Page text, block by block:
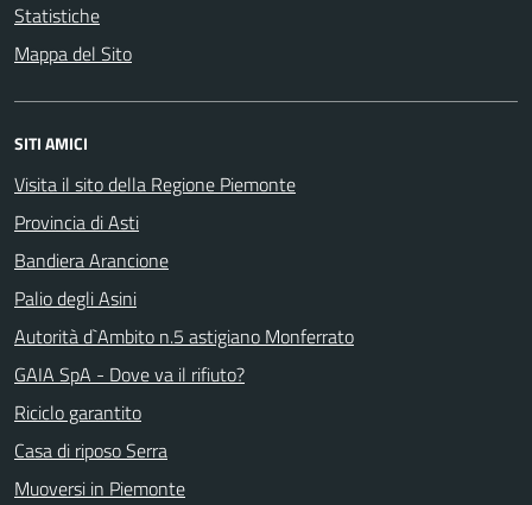
Statistiche
Mappa del Sito
SITI AMICI
Visita il sito della Regione Piemonte
Provincia di Asti
Bandiera Arancione
Palio degli Asini
Autorità d`Ambito n.5 astigiano Monferrato
GAIA SpA - Dove va il rifiuto?
Riciclo garantito
Casa di riposo Serra
Muoversi in Piemonte